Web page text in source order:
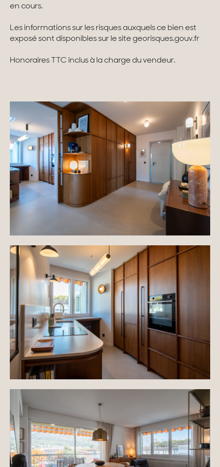
en cours.
Les informations sur les risques auxquels ce bien est
exposé sont disponibles sur le site georisques.gouv.fr
Honoraires TTC inclus à la charge du vendeur.